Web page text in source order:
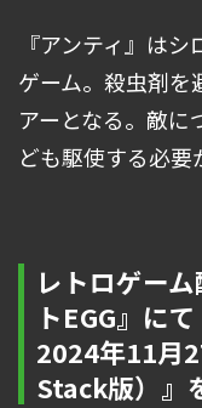
『アンティ』は
ゲーム。殺虫剤を
アーとなる。敵に
ども駆使する必要
レトロゲー
トEGG』にて
2024年11月
Stack版）』